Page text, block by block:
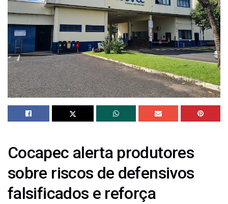
Cocapec alerta produtores
sobre riscos de defensivos
falsificados e reforça